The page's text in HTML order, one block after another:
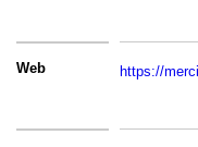
Web https://